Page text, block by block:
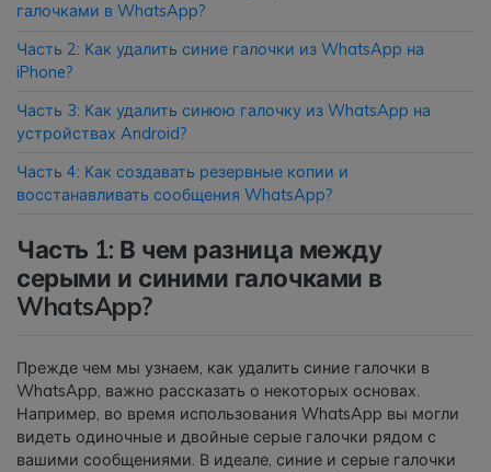
WhatsApp Business без сброса
Передавайте данные смартфона,
устройствами.
галочками в WhatsApp?
Часть 2: Как удалить синие галочки из WhatsApp на
iPhone?
Часть 3: Как удалить синюю галочку из WhatsApp на
устройствах Android?
Часть 4: Как создавать резервные копии и
восстанавливать сообщения WhatsApp?
Часть 1: В чем разница между
серыми и синими галочками в
WhatsApp?
Прежде чем мы узнаем, как удалить синие галочки в
WhatsApp, важно рассказать о некоторых основах.
Например, во время использования WhatsApp вы могли
видеть одиночные и двойные серые галочки рядом с
вашими сообщениями. В идеале, синие и серые галочки